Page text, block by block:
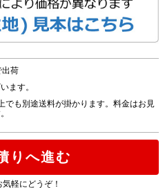
出荷
ます。
でも別途送料が掛かります。料金はお見
りへ進む
軽にどうぞ！